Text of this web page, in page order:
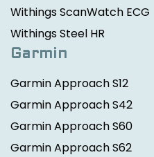
Withings ScanWatch ECG
Withings Steel HR
Garmin
Garmin Approach S12
Garmin Approach S42
Garmin Approach S60
Garmin Approach S62